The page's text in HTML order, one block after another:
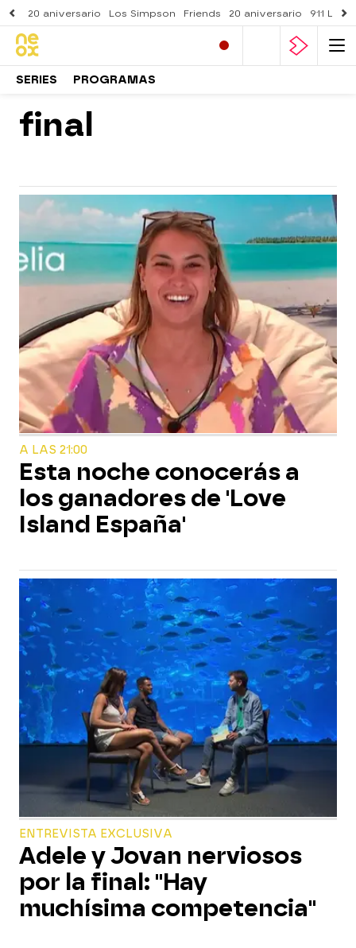
20 aniversario Los Simpson Friends 20 aniversario 911
SERIES PROGRAMAS
final
A LAS 21:00
Esta noche conocerás a
los ganadores de 'Love
Island España'
ENTREVISTA EXCLUSIVA
Adele y Jovan nerviosos
por la final: "Hay
muchísima competencia"